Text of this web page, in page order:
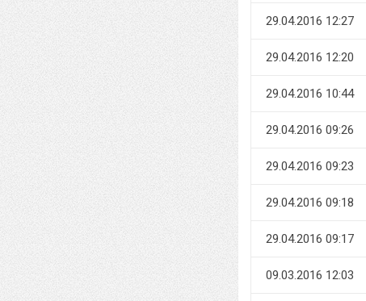
29.04.2016 12:27
29.04.2016 12:20
29.04.2016 10:44
29.04.2016 09:26
29.04.2016 09:23
29.04.2016 09:18
29.04.2016 09:17
09.03.2016 12:03